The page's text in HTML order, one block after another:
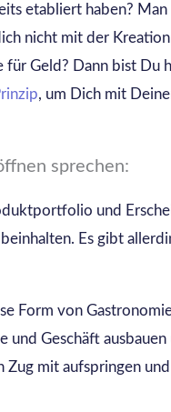
etabliert haben?
nicht mit der
Geld? Dann bist Du
, um Dich mit
sprechen:
und
Es gibt
Form von
Geschäft
Zug mit aufspringen